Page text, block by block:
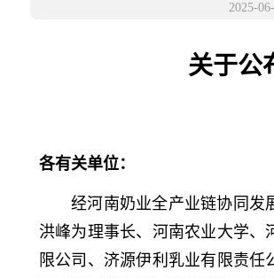
2025-
关于公
各有关单位：
经河南奶业全产业链协同发
洪峰为理事长、河南农业大学
限公司、济源伊利乳业有限责